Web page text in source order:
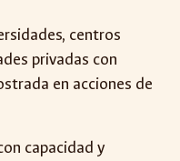
centros
privadas con
en acciones de
capacidad y